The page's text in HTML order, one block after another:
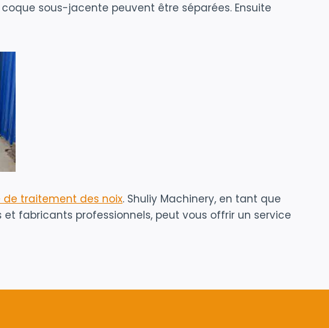
sous-jacente peuvent être séparées. Ensuite
traitement des noix. Shuliy Machinery, en tant que
fabricants professionnels, peut vous offrir un service